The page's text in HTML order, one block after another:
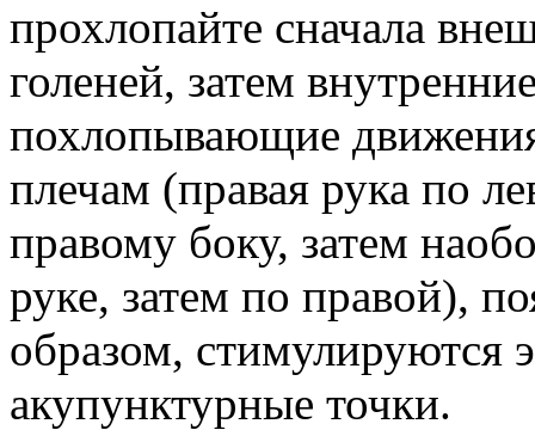
прохлопайте сначала
голеней, затем
похлопывающие
плечам (правая рука по
правому боку, затем
руке, затем по правой),
образом, стимулируются
акупунктурные точки.